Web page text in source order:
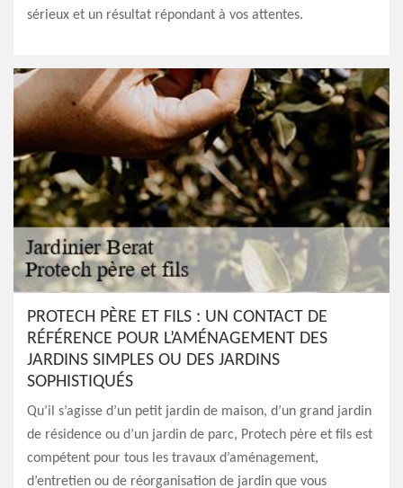
sérieux et un résultat répondant à vos attentes.
PROTECH PÈRE ET FILS : UN CONTACT DE
RÉFÉRENCE POUR L’AMÉNAGEMENT DES
JARDINS SIMPLES OU DES JARDINS
SOPHISTIQUÉS
Qu’il s’agisse d’un petit jardin de maison, d’un grand jardin
de résidence ou d’un jardin de parc, Protech père et fils est
compétent pour tous les travaux d’aménagement,
d’entretien ou de réorganisation de jardin que vous